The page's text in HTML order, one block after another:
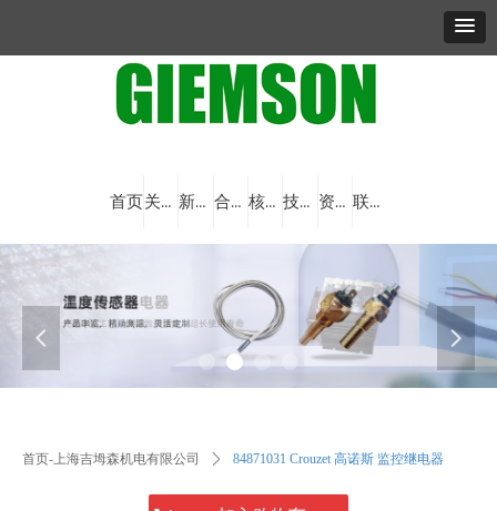
首页 关于我们 新闻资讯 合作品牌 核心产品 技术与创新 资料下载 联系我们
넳 넲
首页-上海吉坶森机电有限公司 ꄲ 84871031 Crouzet 高诺斯 监控继电器